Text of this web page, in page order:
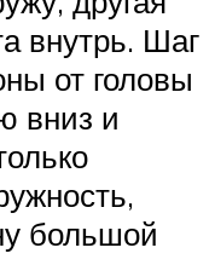
внутрь. Шаг
от головы
вниз и
большой